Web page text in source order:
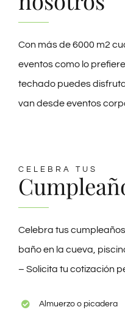
Con más de 6000 m2
eventos como lo
techado puedes
van desde eventos
CELEBRA TUS
Celebra tus
baño en la cueva,
– Solicita tu cotización
Almuerzo o picadera